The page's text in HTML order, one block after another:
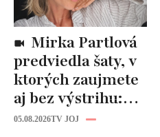
predviedla šaty, v
ktorých zaujmete
aj bez výstrihu:
Ich čaro je v tomto
05.08.2026TV JOJ